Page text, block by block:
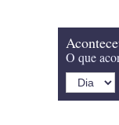
O que